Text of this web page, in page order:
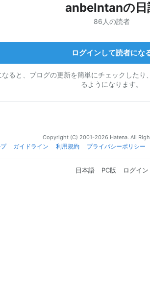
anbelntanの日
86人の読者
ログインして読者にな
なると、ブログの更新を簡単にチェックしたり
るようになります。
Copyright (C) 2001-2026 Hatena. All
ガイドライン 利用規約 プライバシーポリシー
日本語 PC版 ログイン